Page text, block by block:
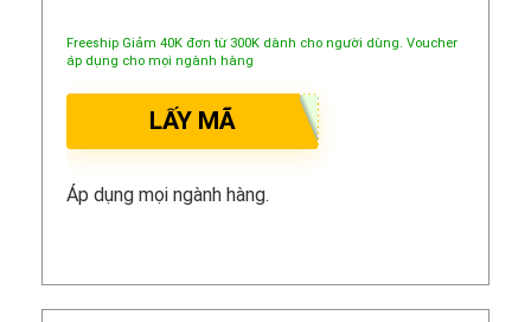
Freeship Giảm 40K đơn từ 300K dành cho người dùng. Voucher
áp dụng cho mọi ngành hàng
LẤY MÃ
Áp dụng mọi ngành hàng.